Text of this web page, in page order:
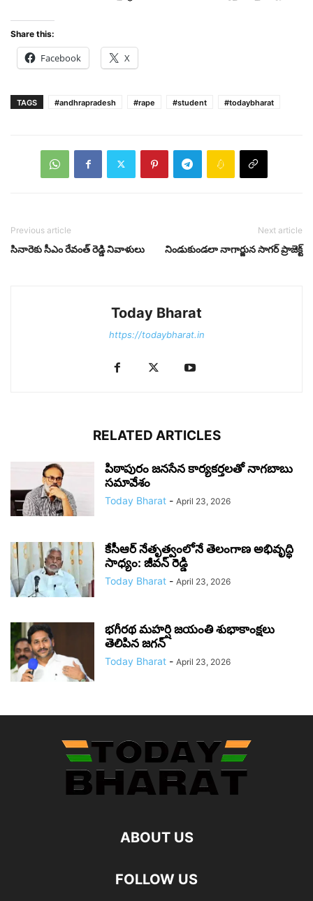
Share this:
Facebook X
TAGS #andhrapradesh #rape #student #todaybharat
Previous article
సినారెకు సీఎం రేవంత్‌ రెడ్డి నివాళులు
Next article
నిండుకుండలా నాగార్జున సాగ‌ర్ ప్రాజెక్ట్
Today Bharat
https://todaybharat.in
RELATED ARTICLES
పిఠాపురం జనసేన కార్యకర్తలతో నాగబాబు
సమావేశం
Today Bharat - April 23, 2026
కేసీఆర్ నేతృత్వంలోనే తెలంగాణ అభివృద్ధి
సాధ్యం: జీవన్ రెడ్డి
Today Bharat - April 23, 2026
భగీరథ మహర్షి జయంతి శుభాకాంక్షలు
తెలిపిన జగన్‌
Today Bharat - April 23, 2026
ABOUT US
FOLLOW US